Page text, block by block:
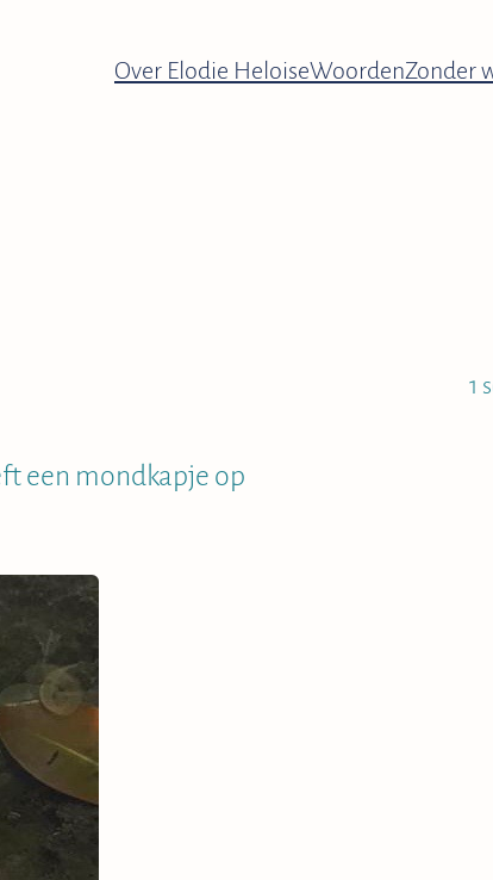
Over Elodie HeloiseWoordenZonder
1
een mondkapje op